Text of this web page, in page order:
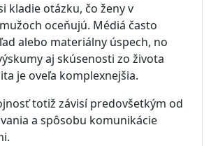
kladie otázku, čo ženy v
oceňujú. Médiá často
alebo materiálny úspech, no
aj skúsenosti zo života
je oveľa komplexnejšia.
totiž závisí predovšetkým od
a spôsobu komunikácie